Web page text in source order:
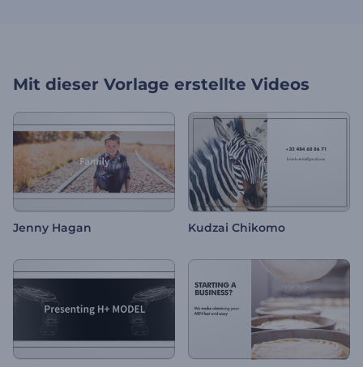
Mit dieser Vorlage erstellte Videos
Jenny Hagan Kudzai Chikomo